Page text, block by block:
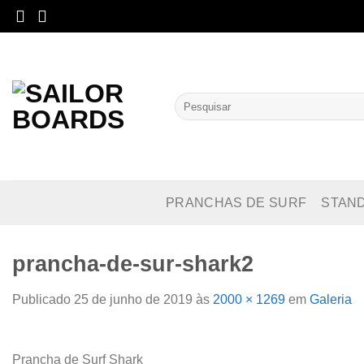
Skip
to
Pesquisar
por:
PRANCHAS DE SURF
prancha-de-sur-shark2
Publicado 25 de junho de 2019 às 2000 × 1269 em Galeria
Prancha de Surf Shark